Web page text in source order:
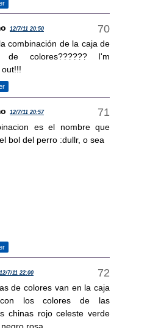
12/7/11 20:50
combinación de la caja de
de colores?????? I'm
12/7/11 20:57
es el nombre que
bol del perro :dullr, o sea
12/7/11 22:00
de colores van en la caja
los colores de las
chinas rojo celeste verde